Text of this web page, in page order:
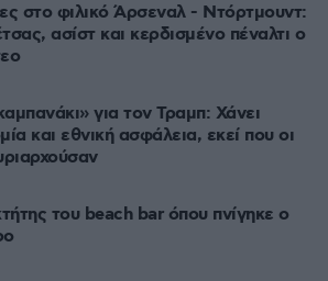
στο φιλικό Άρσεναλ - Ντόρτμουντ:
ασίστ και κερδισμένο πέναλτι ο
για τον Τραμπ: Χάνει
και εθνική ασφάλεια, εκεί που οι
του beach bar όπου πνίγηκε ο